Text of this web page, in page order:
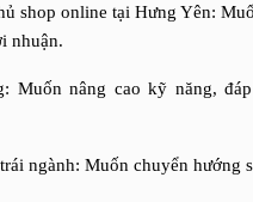
shop online tại Hưng Yên:
nhuận.
Muốn nâng cao kỹ năng,
ngành: Muốn chuyển hướng